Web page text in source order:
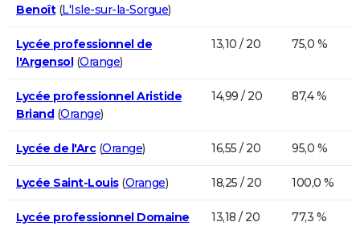
Benoît(L'Isle-sur-la-Sorgue)
Lycée professionnel de
l'Argensol(Orange)
13,10 / 20 75,0 %
Lycée professionnel Aristide
Briand(Orange)
14,99 / 20 87,4 %
Lycée de l'Arc(Orange) 16,55 / 20 95,0 %
Lycée Saint-Louis(Orange) 18,25 / 20 100,0 %
Lycée professionnel Domaine
13,18 / 20 77,3 %